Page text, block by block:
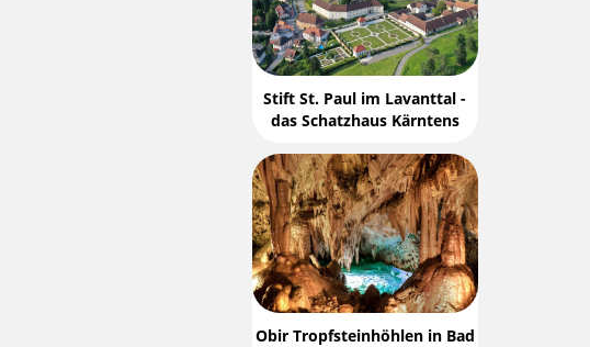
Stift St. Paul im Lavanttal -
das Schatzhaus Kärntens
Obir Tropfsteinhöhlen in Bad